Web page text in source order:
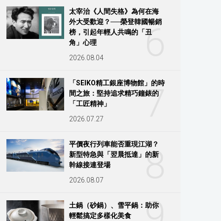
6
太宰治《人間失格》為何在海
外大受歡迎？──榮登韓國暢銷
榜，引起年輕人共鳴的「丑
角」心理
2026.08.04
7
「SEIKO精工銀座博物館」的時
間之旅：堅持追求精巧鐘錶的
「工匠精神」
2026.07.27
8
平價夜行列車能否重現江湖？
新型特急與「翌晨抵達」的新
幹線接連登場
2026.08.07
土鍋（砂鍋）、雪平鍋：助你
輕鬆搞定多樣化美食